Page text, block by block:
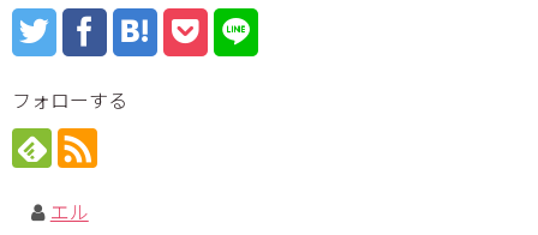
フォローする
エル